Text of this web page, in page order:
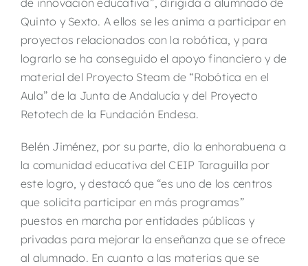
de innovación educativa”, dirigida a alumnado de
Quinto y Sexto. A ellos se les anima a participar en
proyectos relacionados con la robótica, y para
lograrlo se ha conseguido el apoyo financiero y de
material del Proyecto Steam de “Robótica en el
Aula” de la Junta de Andalucía y del Proyecto
Retotech de la Fundación Endesa.
Belén Jiménez, por su parte, dio la enhorabuena a
la comunidad educativa del CEIP Taraguilla por
este logro, y destacó que “es uno de los centros
que solicita participar en más programas”
puestos en marcha por entidades públicas y
privadas para mejorar la enseñanza que se ofrece
al alumnado. En cuanto a las materias que se